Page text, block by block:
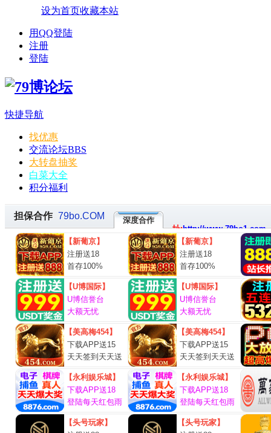
设为首页收藏本站
用QQ登陆
注册
登陆
快捷导航
找优惠
交流论坛BBS
大转盘抽奖
白菜大全
积分福利